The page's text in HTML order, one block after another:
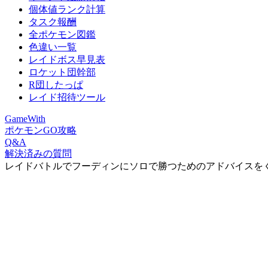
個体値ランク計算
タスク報酬
全ポケモン図鑑
色違い一覧
レイドボス早見表
ロケット団幹部
R団したっぱ
レイド招待ツール
GameWith
ポケモンGO攻略
Q&A
解決済みの質問
レイドバトルでフーディンにソロで勝つためのアドバイスを